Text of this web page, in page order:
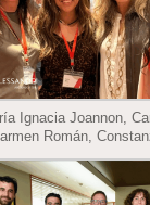
Ignacia Joannon,
Román,